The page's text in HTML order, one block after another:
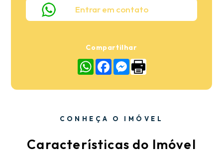
Entrar em contato
Compartilhar
WhatsApp
FacebookMessenger
CONHEÇA O IMÓVEL
Características do Imóvel